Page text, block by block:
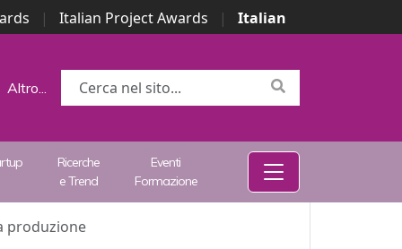
| Italian Project Awards |
Italian
Altro...
Ricerche
e Trend
Eventi
Formazione
produzione